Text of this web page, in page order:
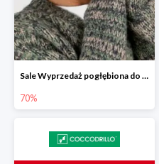
Sale Wyprzedaż pogłębiona do -70%
70%